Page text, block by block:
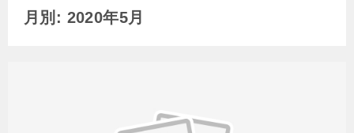
月別: 2020年5月